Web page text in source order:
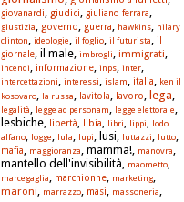
giovanardi, giudici, giuliano ferrara,
giustizia, governo, guerra, hawkins, hilary
clinton, ideologie, il foglio, il futurista, il
giornale, il male, imbrogli, immigrati,
incendi, informazione, inps, inter,
intercettazioni, interessi, islam, italia, ken il
kosovaro, la russa, lavitola, lavoro, lega,
legalità, legge ad personam, legge elettorale,
lesbiche,
libertà, libia, libri, lippi, lodo
alfano, logge, lula, lupi, lusi, luttazzi, lutto,
mafia, maggioranza, mamma!, manovra,
mantello dell'invisibilità, maometto,
marcegaglia, marchionne, marketing,
maroni, marrazzo, masi, massoneria,